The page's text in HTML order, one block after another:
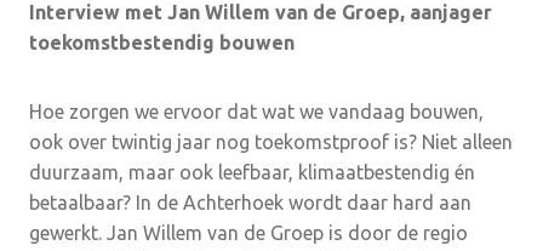
Interview met Jan Willem van de Groep, aanjager
toekomstbestendig bouwen
Hoe zorgen we ervoor dat wat we vandaag bouwen,
ook over twintig jaar nog toekomstproof is? Niet alleen
duurzaam, maar ook leefbaar, klimaatbestendig én
betaalbaar? In de Achterhoek wordt daar hard aan
gewerkt. Jan Willem van de Groep is door de regio